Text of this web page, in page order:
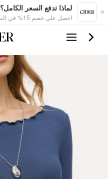
لماذا تدفع السعر الكامل؟
احصل على خصم 15% في التطبيق